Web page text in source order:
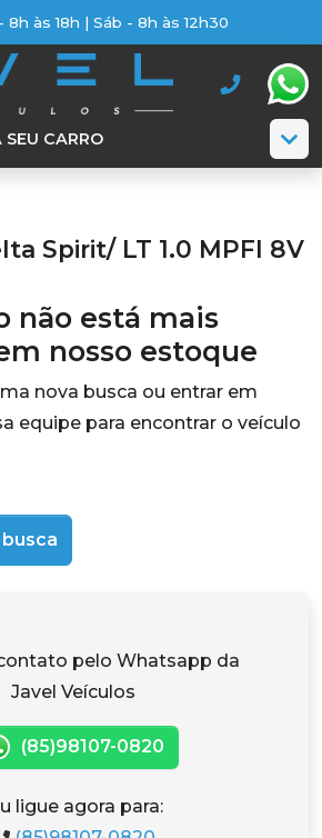
8h às 18h | Sáb - 8h às 12h30
SEU CARRO
Spirit/ LT 1.0 MPFI 8V
não está mais
nosso estoque
nova busca ou entrar em
equipe para encontrar o veículo
pelo Whatsapp da
Javel Veículos
(85)98107-0820
ligue agora para: